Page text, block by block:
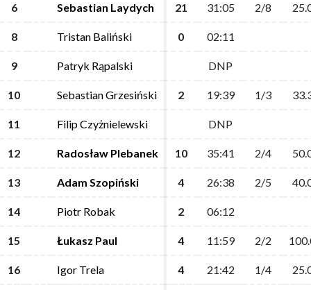
6 Sebastian Laydych 21 31:05 2/8
8 Tristan Baliński 0 02:11
9 Patryk Rąpalski DNP
10 Sebastian Grzesiński 2 19:39 1/3
11 Filip Czyżnielewski DNP
12 Radosław Plebanek 10 35:41 2/4
13 Adam Szopiński 4 26:38 2/5
14 Piotr Robak 2 06:12
15 Łukasz Paul 4 11:59 2/2
16 Igor Trela 4 21:42 1/4
6 Sebastian Laydych 21 31:05 2/8
8 Tristan Baliński 0 02:11
9 Patryk Rąpalski DNP
10 Sebastian Grzesiński 2 19:39 1/3
11 Filip Czyżnielewski DNP
12 Radosław Plebanek 10 35:41 2/4
13 Adam Szopiński 4 26:38 2/5
14 Piotr Robak 2 06:12
15 Łukasz Paul 4 11:59 2/2
16 Igor Trela 4 21:42 1/4